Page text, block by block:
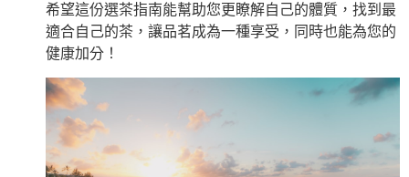
希望這份選茶指南能幫助您更瞭解自己的體質，找到最
適合自己的茶，讓品茗成為一種享受，同時也能為您的
健康加分！